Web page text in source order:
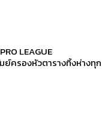
LEAGUE
ย์ครองหัวตารางทิ้งห่างทุก